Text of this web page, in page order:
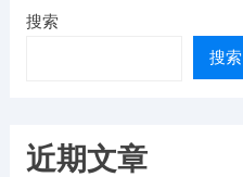
搜索
搜索
近期文章